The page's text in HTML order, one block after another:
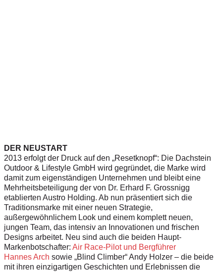
DER NEUSTART
2013 erfolgt der Druck auf den „Resetknopf“: Die Dachstein
Outdoor & Lifestyle GmbH wird gegründet, die Marke wird
damit zum eigenständigen Unternehmen und bleibt eine
Mehrheitsbeteiligung der von Dr. Erhard F. Grossnigg
etablierten Austro Holding. Ab nun präsentiert sich die
Traditionsmarke mit einer neuen Strategie,
außergewöhnlichem Look und einem komplett neuen,
jungen Team, das intensiv an Innovationen und frischen
Designs arbeitet. Neu sind auch die beiden Haupt-
Markenbotschafter: Air Race-Pilot und Bergführer
Hannes Arch sowie „Blind Climber“ Andy Holzer – die beide
mit ihren einzigartigen Geschichten und Erlebnissen die